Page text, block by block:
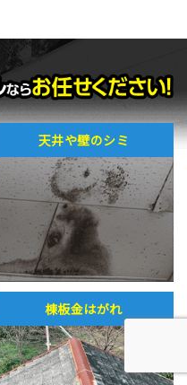
天井や壁のシミ
棟板金はがれ